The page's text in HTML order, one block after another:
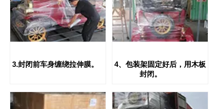
3.封闭前车身缠绕拉伸膜。
4、包装架固定好后，用木板
封闭。